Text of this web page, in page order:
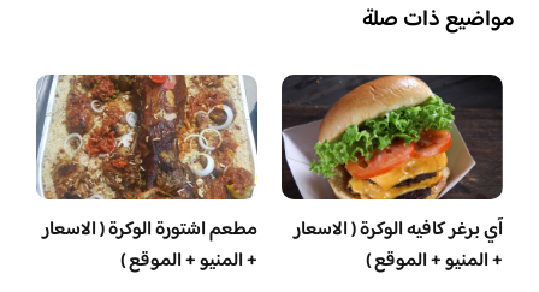
مواضيع ذات صلة
آي برغر كافيه الوكرة ( الاسعار
+ المنيو + الموقع )
مطعم اشتورة الوكرة ( الاسعار
+ المنيو + الموقع )